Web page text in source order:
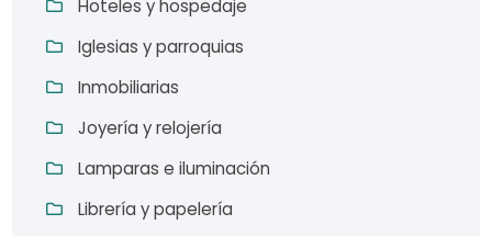
Hoteles y hospedaje
Iglesias y parroquias
Inmobiliarias
Joyería y relojería
Lamparas e iluminación
Librería y papelería